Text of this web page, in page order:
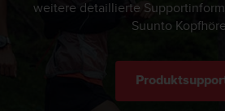
weitere detaillierte
Suunto